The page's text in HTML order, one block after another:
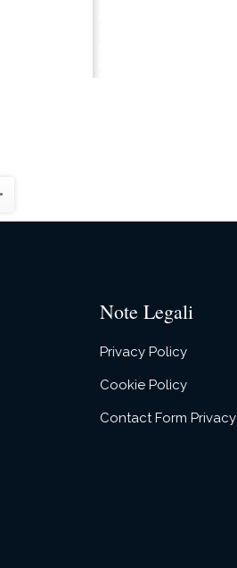
Note Legali
Privacy Policy
Cookie Policy
Contact Form Privacy